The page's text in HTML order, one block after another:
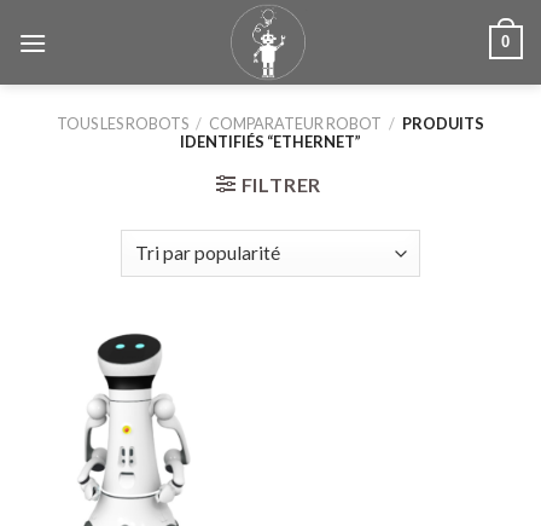
0
TOUS LES ROBOTS / COMPARATEUR ROBOT / PRODUITS
IDENTIFIÉS “ETHERNET”
FILTRER